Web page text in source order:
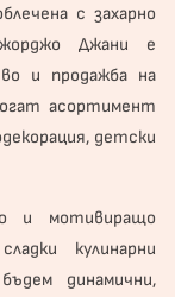
с захарно
Джани е
и продажба на
асортимент
детски
и мотивиращо
кулинарни
динамични,